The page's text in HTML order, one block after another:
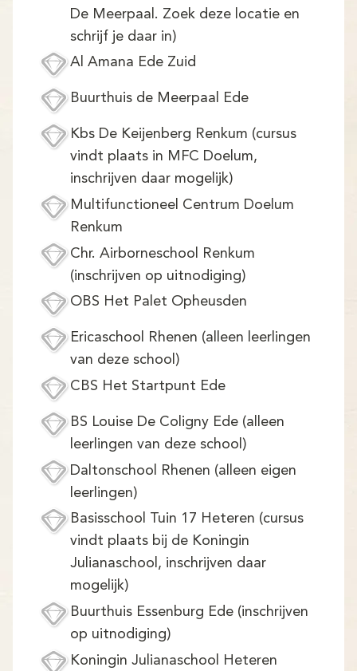
De Meerpaal. Zoek deze locatie en
schrijf je daar in)
Al Amana Ede Zuid
Buurthuis de Meerpaal Ede
Kbs De Keijenberg Renkum (cursus
vindt plaats in MFC Doelum,
inschrijven daar mogelijk)
Multifunctioneel Centrum Doelum
Renkum
Chr. Airborneschool Renkum
(inschrijven op uitnodiging)
OBS Het Palet Opheusden
Ericaschool Rhenen (alleen leerlingen
van deze school)
CBS Het Startpunt Ede
BS Louise De Coligny Ede (alleen
leerlingen van deze school)
Daltonschool Rhenen (alleen eigen
leerlingen)
Basisschool Tuin 17 Heteren (cursus
vindt plaats bij de Koningin
Julianaschool, inschrijven daar
mogelijk)
Buurthuis Essenburg Ede (inschrijven
op uitnodiging)
Koningin Julianaschool Heteren